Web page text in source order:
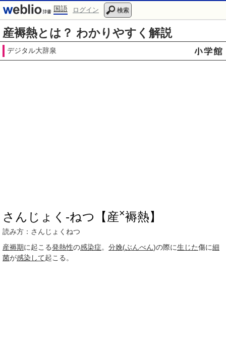
国語 ログイン 検索
産褥熱とは？ わかりやすく解説
デジタル大辞泉
さんじょく‐ねつ【産×褥熱】
読み方：さんじょくねつ
産褥期に起こる発熱性の感染症。 分娩(ぶんべん)の際に生じた傷に細
菌が感染して起こる。